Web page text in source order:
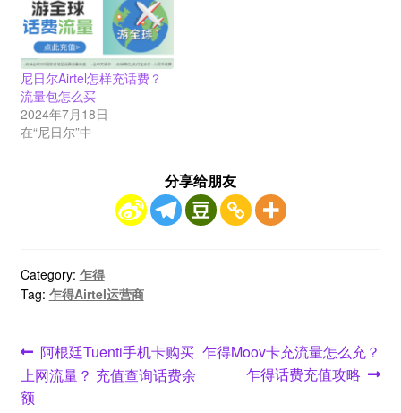
尼日尔Airtel怎样充话费？
流量包怎么买
2024年7月18日
在“尼日尔”中
分享给朋友
Category: 乍得
Tag: 乍得Airtel运营商
文
章
Previous
post:
阿根廷Tuenti手机卡购买
上网流量？ 充值查询话费余
额
Next
乍得Moov卡充流量怎么充？
乍得话费充值攻略